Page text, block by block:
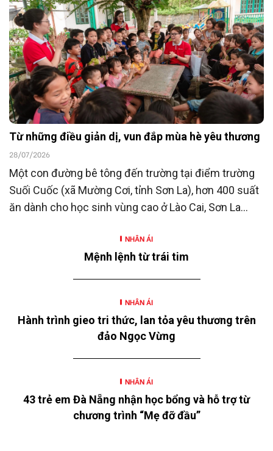
(SeABank) đã ủng hộ 15 tỷ đồng góp phần chăm lo
người có công với cách mạng hướng tới kỷ niệm 80
năm Ngày Thương binh - Liệt sĩ (27/7/1947 -
27/7/2027).
Từ những điều giản dị, vun đắp mùa hè yêu thương
28/07/2026
Một con đường bê tông đến trường tại điểm trường
Suối Cuốc (xã Mường Cơi, tỉnh Sơn La), hơn 400 suất
ăn dành cho học sinh vùng cao ở Lào Cai, Sơn La
động nằm trong chương trình “SeABankers Vì trẻ
thơ” năm 2026 với chủ đề “Mùa hè yêu thương” của
Ngân hàng TMCP Đông Nam Á (SeABank, HOSE:
NHÂN ÁI
Mệnh lệnh từ trái tim
NHÂN ÁI
Hành trình gieo tri thức, lan tỏa yêu thương trên
đảo Ngọc Vừng
NHÂN ÁI
43 trẻ em Đà Nẵng nhận học bổng và hỗ trợ từ
chương trình “Mẹ đỡ đầu”